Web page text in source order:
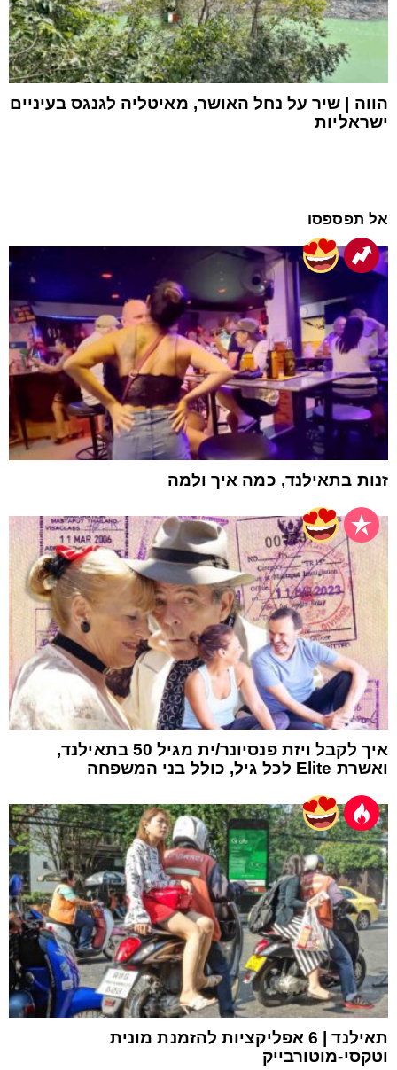
הווה | שיר על נחל האושר, מאיטליה לגנגס בעיניים
ישראליות
אל תפספסו
זנות בתאילנד, כמה איך ולמה
איך לקבל ויזת פנסיונר/ית מגיל 50 בתאילנד,
ואשרת Elite לכל גיל, כולל בני המשפחה
תאילנד | 6 אפליקציות להזמנת מונית
וטקסי-מוטורבייק